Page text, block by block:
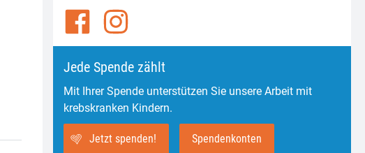
Jede Spende zählt
Mit Ihrer Spende unterstützen Sie unsere Arbeit mit
krebskranken Kindern.
Jetzt spenden! Spendenkonten